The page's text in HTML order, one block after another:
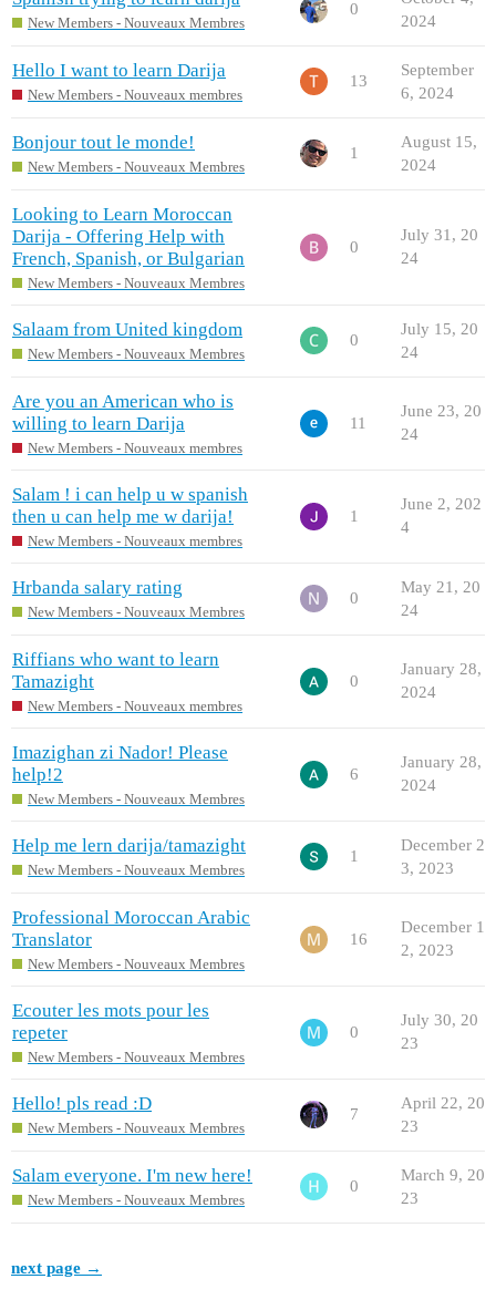
New Members - Nouveaux Membres
0
2024
Hello I want to learn Darija
New Members - Nouveaux membres
13
September
6, 2024
Bonjour tout le monde!
New Members - Nouveaux Membres
1
August 15,
2024
Looking to Learn Moroccan
Darija - Offering Help with
French, Spanish, or Bulgarian
New Members - Nouveaux Membres
0
July 31, 20
24
Salaam from United kingdom
New Members - Nouveaux Membres
0
July 15, 20
24
Are you an American who is
willing to learn Darija
New Members - Nouveaux membres
11
June 23, 20
24
Salam ! i can help u w spanish
then u can help me w darija!
New Members - Nouveaux membres
1
June 2, 202
4
Hrbanda salary rating
New Members - Nouveaux Membres
0
May 21, 20
24
Riffians who want to learn
Tamazight
New Members - Nouveaux membres
0
January 28,
2024
Imazighan zi Nador! Please
help!2
New Members - Nouveaux Membres
6
January 28,
2024
Help me lern darija/tamazight
New Members - Nouveaux Membres
1
December 2
3, 2023
Professional Moroccan Arabic
Translator
New Members - Nouveaux Membres
16
December 1
2, 2023
Ecouter les mots pour les
repeter
New Members - Nouveaux Membres
0
July 30, 20
23
Hello! pls read :D
New Members - Nouveaux Membres
7
April 22, 20
23
Salam everyone. I'm new here!
New Members - Nouveaux Membres
0
March 9, 20
23
next page →